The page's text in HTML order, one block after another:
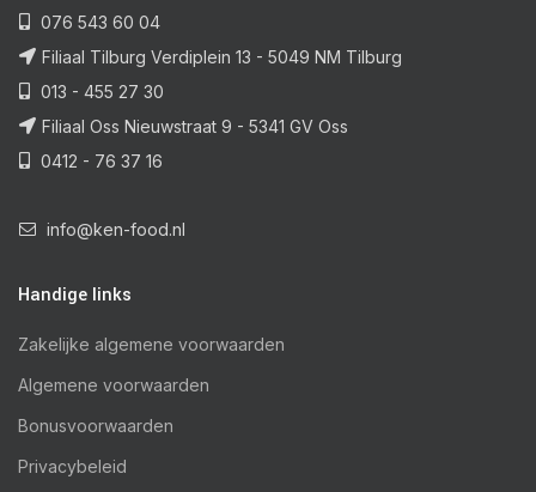
076 543 60 04
Filiaal Tilburg Verdiplein 13 - 5049 NM Tilburg
013 - 455 27 30
Filiaal Oss Nieuwstraat 9 - 5341 GV Oss
0412 - 76 37 16
info@ken-food.nl
Handige links
Zakelijke algemene voorwaarden
Algemene voorwaarden
Bonusvoorwaarden
Privacybeleid